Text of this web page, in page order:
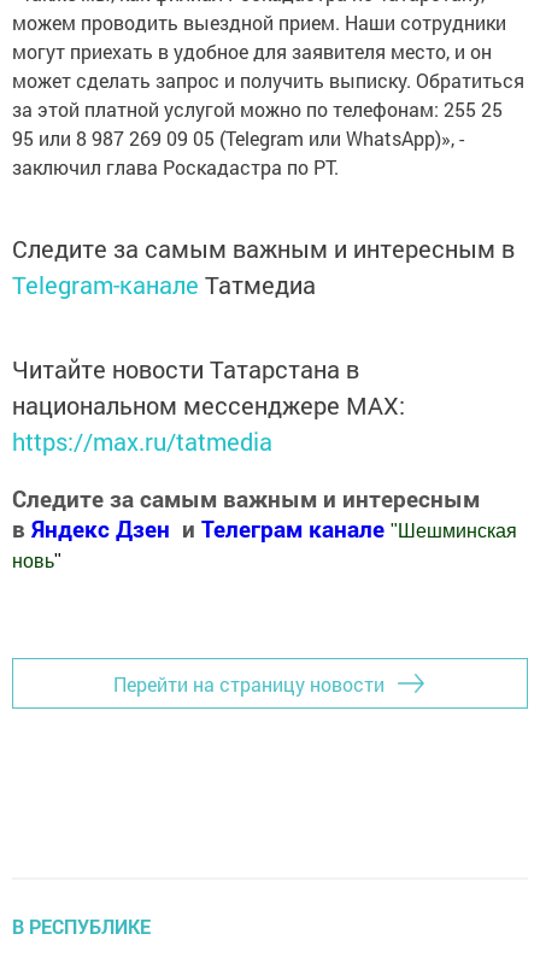
можем проводить выездной прием. Наши сотрудники
могут приехать в удобное для заявителя место, и он
может сделать запрос и получить выписку. Обратиться
за этой платной услугой можно по телефонам: 255 25
95 или 8 987 269 09 05 (Telegram или WhatsApp)», -
заключил глава Роскадастра по РТ.
Следите за самым важным и интересным в
Telegram-канале Татмедиа
Читайте новости Татарстана в
национальном мессенджере MАХ:
https://max.ru/tatmedia
Следите за самым важным и интересным
в Яндекс Дзен и Телеграм канале " Шешминская
новь"
Перейти на страницу новости
В РЕСПУБЛИКЕ